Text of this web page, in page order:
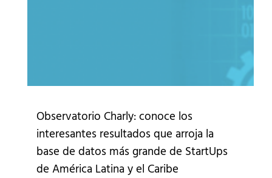
Observatorio Charly: conoce los
interesantes resultados que arroja la
base de datos más grande de StartUps
de América Latina y el Caribe